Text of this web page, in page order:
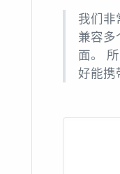
我们非
兼容
面。
好能携